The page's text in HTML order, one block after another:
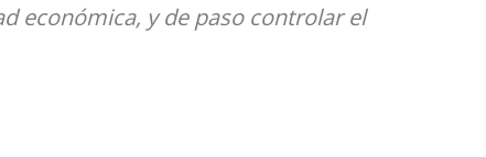
económica, y de paso controlar el